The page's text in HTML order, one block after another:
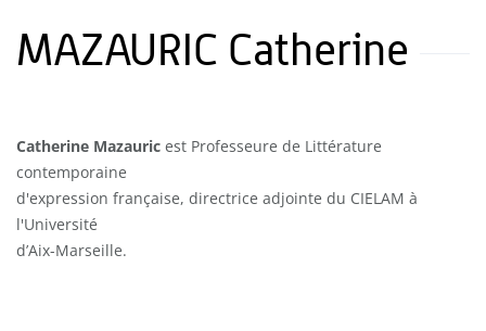
MAZAURIC Catherine
Catherine Mazauric est Professeure de Littérature
contemporaine
d'expression française, directrice adjointe du CIELAM à
l'Université
d’Aix-Marseille.